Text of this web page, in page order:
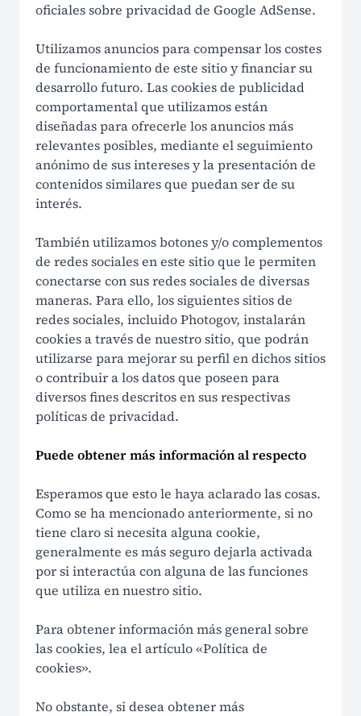
oficiales sobre privacidad de Google AdSense.
Utilizamos anuncios para compensar los costes
de funcionamiento de este sitio y financiar su
desarrollo futuro. Las cookies de publicidad
comportamental que utilizamos están
diseñadas para ofrecerle los anuncios más
relevantes posibles, mediante el seguimiento
anónimo de sus intereses y la presentación de
contenidos similares que puedan ser de su
interés.
También utilizamos botones y/o complementos
de redes sociales en este sitio que le permiten
conectarse con sus redes sociales de diversas
maneras. Para ello, los siguientes sitios de
redes sociales, incluido Photogov, instalarán
cookies a través de nuestro sitio, que podrán
utilizarse para mejorar su perfil en dichos sitios
o contribuir a los datos que poseen para
diversos fines descritos en sus respectivas
políticas de privacidad.
Puede obtener más información al respecto
Esperamos que esto le haya aclarado las cosas.
Como se ha mencionado anteriormente, si no
tiene claro si necesita alguna cookie,
generalmente es más seguro dejarla activada
por si interactúa con alguna de las funciones
que utiliza en nuestro sitio.
Para obtener información más general sobre
las cookies, lea el artículo «Política de
cookies».
No obstante, si desea obtener más